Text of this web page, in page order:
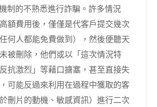
制的不熟悉進行詐騙。許多情況
額費用後，僅僅是代客戶提交幾次
何人都能免費做到），然後便聽天
被刪除，他們或以「這次情況特
抗激烈」等藉口搪塞，甚至直接失
可能反過來利用在過程中獲取的客
刪片的動機、敏感資訊）進行二次